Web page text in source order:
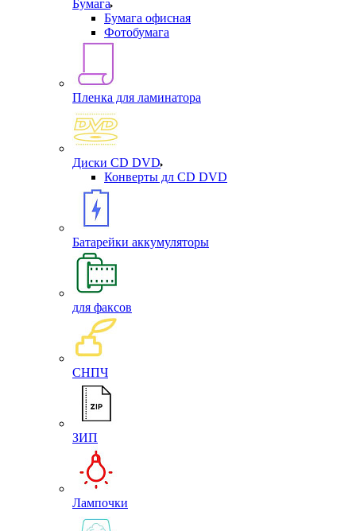
Бумага
Бумага офисная
Фотобумага
Пленка для ламинатора
Диски CD DVD
Конверты дл CD DVD
Батарейки аккумуляторы
для факсов
СНПЧ
ЗИП
Лампочки